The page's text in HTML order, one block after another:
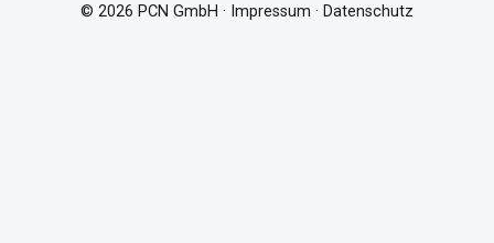
© 2026 PCN GmbH · Impressum · Datenschutz